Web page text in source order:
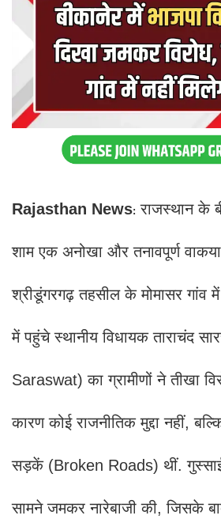
Rajasthan News: राजस्थान के
शाम एक अनोखा और तनावपूर्ण
श्रीडूंगरगढ़ तहसील के मोमासर गांव
में पहुंचे स्थानीय विधायक ताराचंद
Saraswat) का ग्रामीणों ने तीखा
कारण कोई राजनीतिक मुद्दा नहीं,
सड़कें (Broken Roads) थीं.
सामने जमकर नारेबाजी की, जिसके